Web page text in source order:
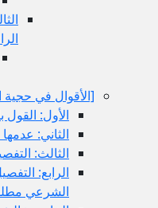
[الأقوال في
الأول: القول
الثاني:
الثالث:
الرابع:
الشرعي